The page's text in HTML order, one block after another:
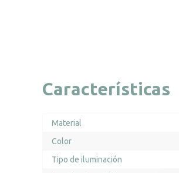
Características
Material
Color
Tipo de iluminación